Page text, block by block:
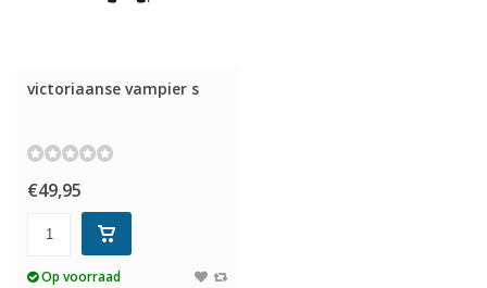
victoriaanse vampier s
€49,95
Op voorraad